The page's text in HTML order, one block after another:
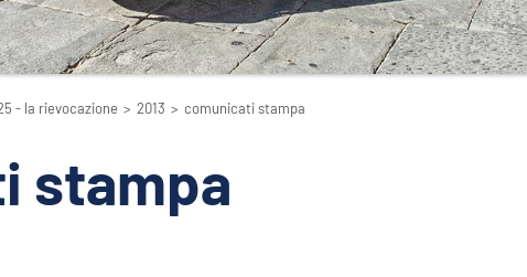
- la rievocazione > 2013 > comunicati stampa
stampa